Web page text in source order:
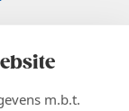
m.b.t.